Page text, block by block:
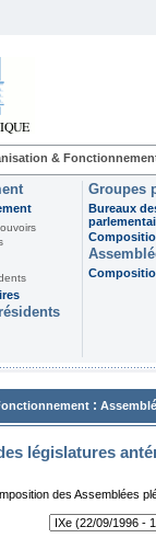
&
Groupes
Bureaux
:
législatures
des Assemblées